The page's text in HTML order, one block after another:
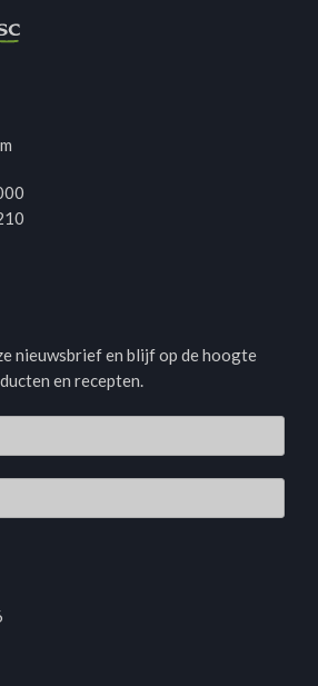
nieuwsbrief en blijf op de hoogte
en recepten.